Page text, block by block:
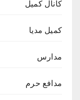
کانال کمیل
کمیل مدیا
مدارس
مدافع حرم